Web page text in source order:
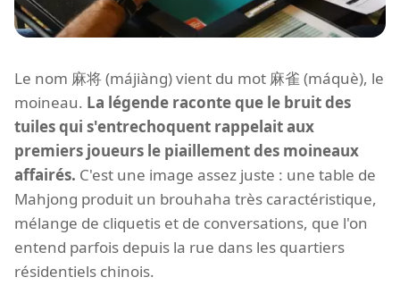
Le nom 麻将 (májiàng) vient du mot 麻雀 (máquè), le
moineau. La légende raconte que le bruit des
tuiles qui s'entrechoquent rappelait aux
premiers joueurs le piaillement des moineaux
affairés. C'est une image assez juste : une table de
Mahjong produit un brouhaha très caractéristique,
mélange de cliquetis et de conversations, que l'on
entend parfois depuis la rue dans les quartiers
résidentiels chinois.